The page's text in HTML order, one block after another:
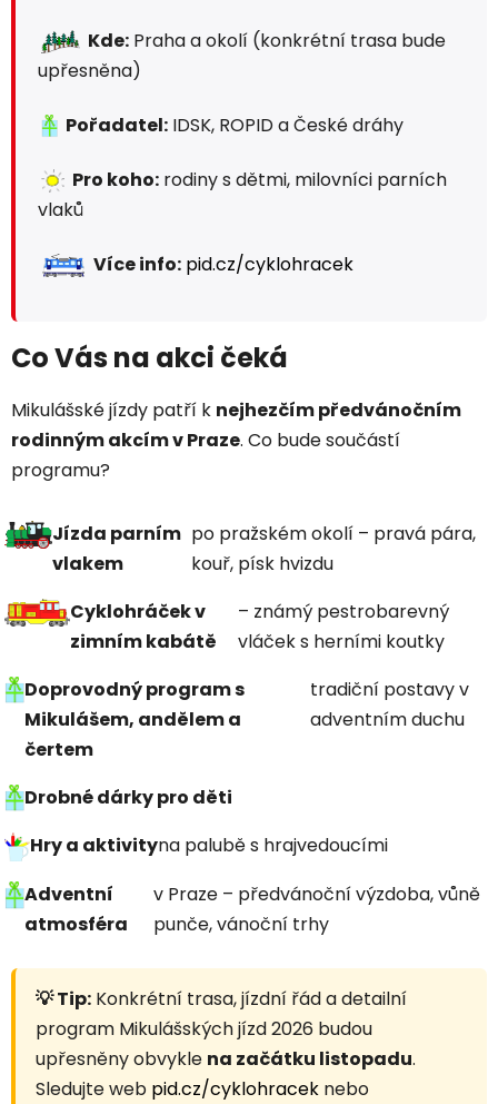
Kde: Praha a okolí (konkrétní trasa bude
upřesněna)
Pořadatel: IDSK, ROPID a České dráhy
Pro koho: rodiny s dětmi, milovníci parních
vlaků
Více info: pid.cz/cyklohracek
Co Vás na akci čeká
Mikulášské jízdy patří k nejhezčím předvánočním
rodinným akcím v Praze. Co bude součástí
programu?
Jízda parním
vlakem
po pražském okolí – pravá pára,
kouř, písk hvizdu
Cyklohráček v
zimním kabátě
– známý pestrobarevný
vláček s herními koutky
Doprovodný program s
Mikulášem, andělem a
čertem
tradiční postavy v
adventním duchu
Drobné dárky pro děti
Hry a aktivityna palubě s hrajvedoucími
Adventní
atmosféra
v Praze – předvánoční výzdoba, vůně
punče, vánoční trhy
💡 Tip: Konkrétní trasa, jízdní řád a detailní
program Mikulášských jízd 2026 budou
upřesněny obvykle na začátku listopadu.
Sledujte web pid.cz/cyklohracek nebo